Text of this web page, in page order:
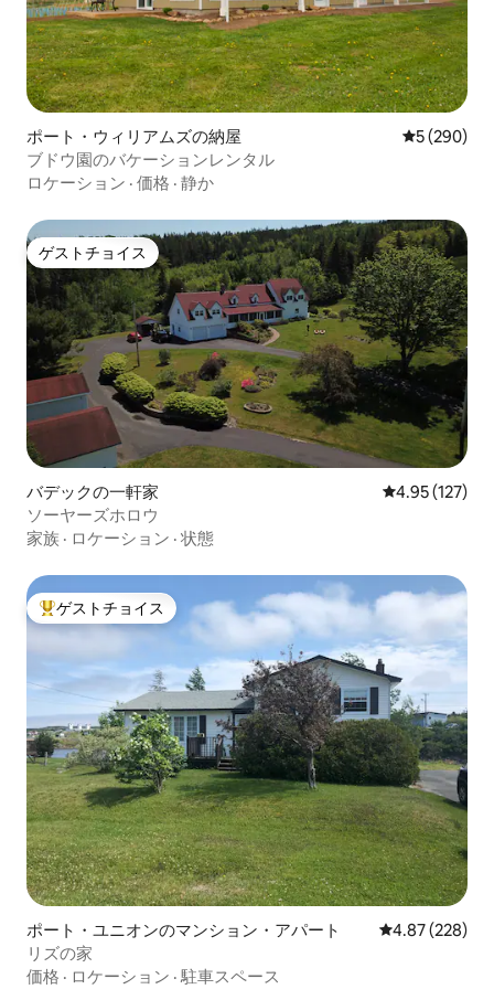
ポート・ウィリアムズの納屋 レビュー
5 (290)
ブドウ園のバケーションレンタル
ロケーション · 価格 · 静か
ゲストチョイス
ゲストチョイス
バデックの一軒家 レビュー127
4.95 (127)
ソーヤーズホロウ
家族 · ロケーション · 状態
大好評のゲストチョイスです。
ゲストチョイス
ポート・ユニオンのマンション・アパート レビュー228
4.87 (228)
リズの家
価格 · ロケーション ·駐車スペース